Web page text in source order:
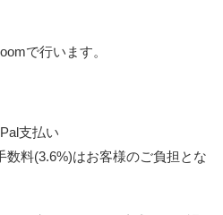
で行います。
支払い
料(3.6%)はお客様のご負担とな